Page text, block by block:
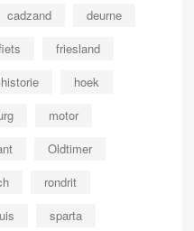
cadzand
deurne
friesland
historie
hoek
motor
Oldtimer
rondrit
sparta